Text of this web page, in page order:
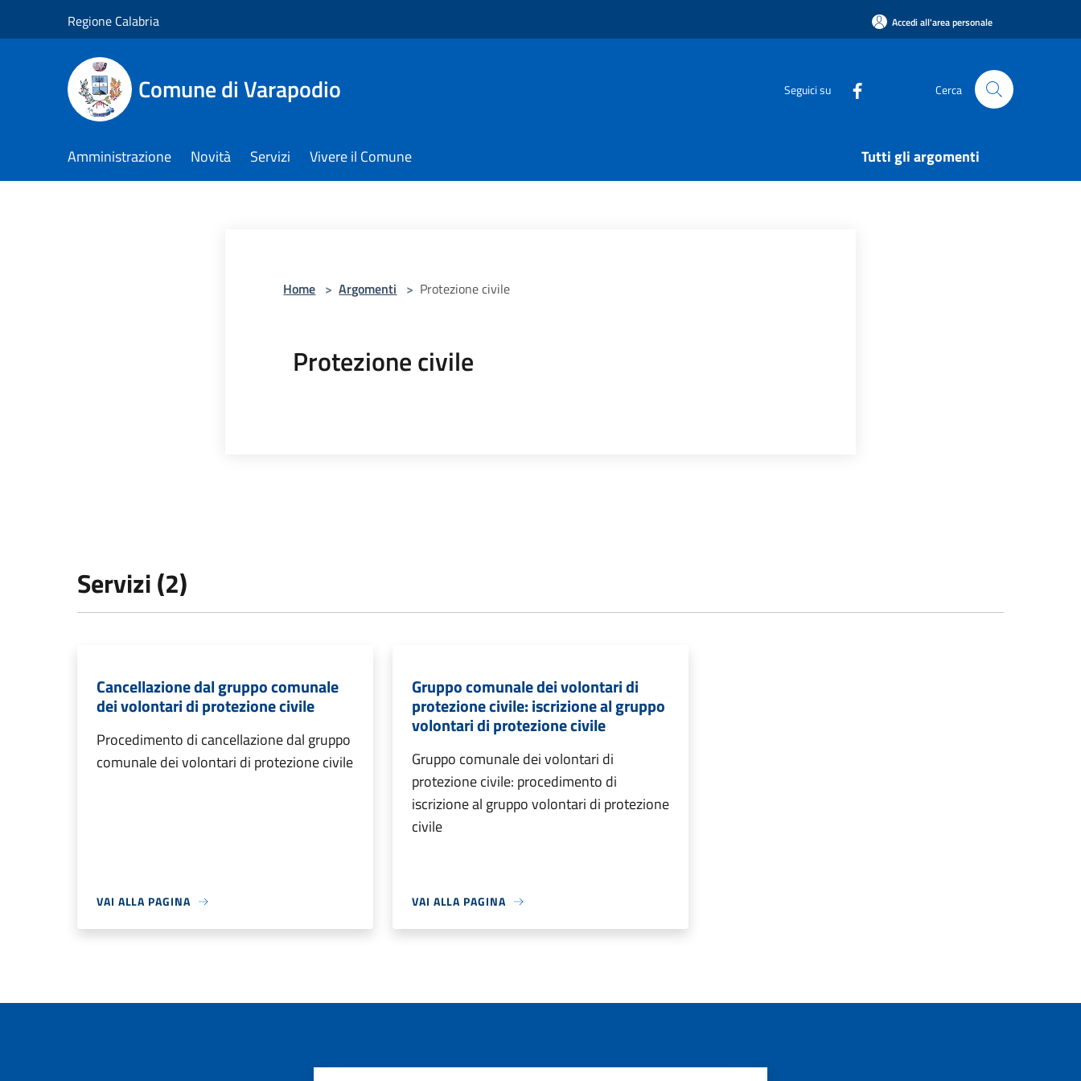
Regione Calabria Accedi all'area personale
Comune di Varapodio Seguici su Cerca
Amministrazione Novità Servizi Vivere il Comune Tutti gli argomenti
Home > Argomenti > Protezione civile
Protezione civile
Servizi (2)
Cancellazione dal gruppo comunale
dei volontari di protezione civile
Procedimento di cancellazione dal gruppo
comunale dei volontari di protezione civile
VAI ALLA PAGINA
Gruppo comunale dei volontari di
protezione civile: iscrizione al gruppo
volontari di protezione civile
Gruppo comunale dei volontari di
protezione civile: procedimento di
iscrizione al gruppo volontari di protezione
civile
VAI ALLA PAGINA